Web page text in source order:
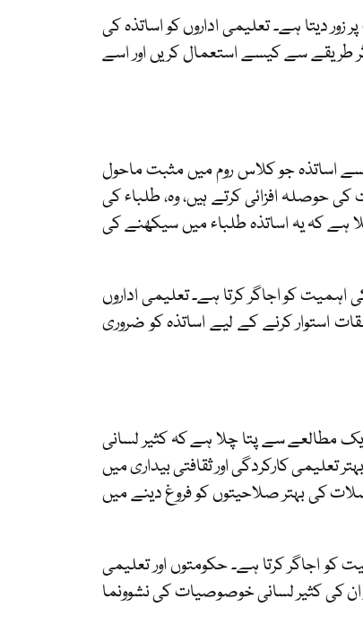
دیتا ہے۔ تعلیمی اداروں کو اساتذہ کی
طریقے سے کیسے استعمال کریں اور اسے
اساتذہ جو کلاس روم میں مثبت ماحول
کی حوصلہ افزائی کرتے ہیں، وہ، طلباء کی
ہے کہ یہ اساتذہ طلباء میں سیکھنے کی
اہمیت کو اجاگر کرتا ہے۔ تعلیمی اداروں
استوار کرنے کے لیے اساتذہ کو ضروری
مطالعے سے پتا چلا ہے کہ کثیر لسانی
کارکردگی اور ثقافتی بیداری میں
کی بہتر صلاحیتوں کو فروغ دینے میں
کو اجاگر کرتا ہے۔ حکومتوں اور تعلیمی
ان کی کثیر لسانی خوصوصیات کی نشوونما